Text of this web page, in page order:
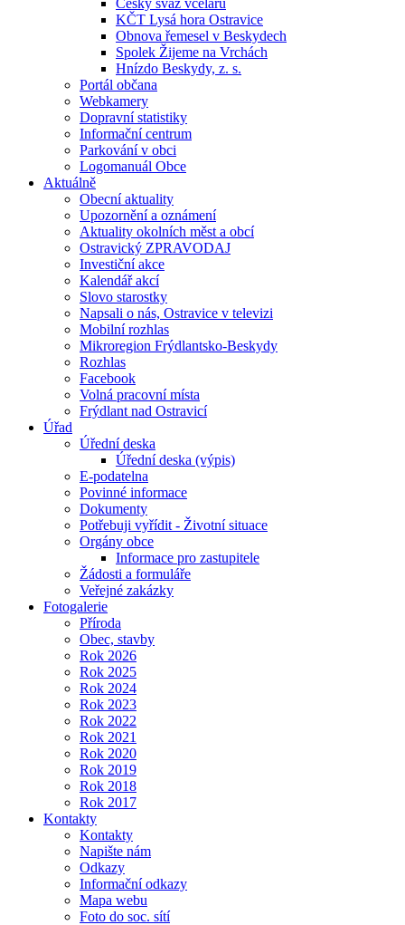
Český svaz včelařů
KČT Lysá hora Ostravice
Obnova řemesel v Beskydech
Spolek Žijeme na Vrchách
Hnízdo Beskydy, z. s.
Portál občana
Webkamery
Dopravní statistiky
Informační centrum
Parkování v obci
Logomanuál Obce
Aktuálně
Obecní aktuality
Upozornění a oznámení
Aktuality okolních měst a obcí
Ostravický ZPRAVODAJ
Investiční akce
Kalendář akcí
Slovo starostky
Napsali o nás, Ostravice v televizi
Mobilní rozhlas
Mikroregion Frýdlantsko-Beskydy
Rozhlas
Facebook
Volná pracovní místa
Frýdlant nad Ostravicí
Úřad
Úřední deska
Úřední deska (výpis)
E-podatelna
Povinné informace
Dokumenty
Potřebuji vyřídit - Životní situace
Orgány obce
Informace pro zastupitele
Žádosti a formuláře
Veřejné zakázky
Fotogalerie
Příroda
Obec, stavby
Rok 2026
Rok 2025
Rok 2024
Rok 2023
Rok 2022
Rok 2021
Rok 2020
Rok 2019
Rok 2018
Rok 2017
Kontakty
Kontakty
Napište nám
Odkazy
Informační odkazy
Mapa webu
Foto do soc. sítí